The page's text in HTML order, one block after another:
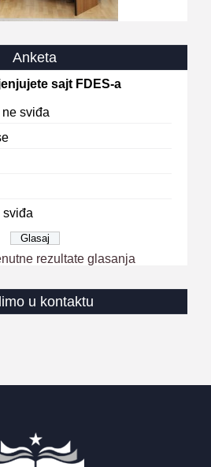
Anketa
sajt FDES-a
sviđa
sviđa
rezultate glasanja
u kontaktu